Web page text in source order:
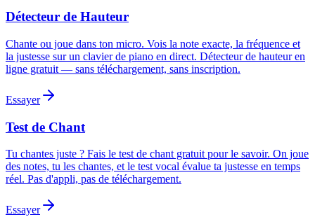
Détecteur de Hauteur
Chante ou joue dans ton micro. Vois la note exacte, la fréquence et
la justesse sur un clavier de piano en direct. Détecteur de hauteur en
ligne gratuit — sans téléchargement, sans inscription.
Essayer
Test de Chant
Tu chantes juste ? Fais le test de chant gratuit pour le savoir. On joue
des notes, tu les chantes, et le test vocal évalue ta justesse en temps
réel. Pas d'appli, pas de téléchargement.
Essayer